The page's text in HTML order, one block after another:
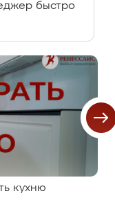
быстро
кухню